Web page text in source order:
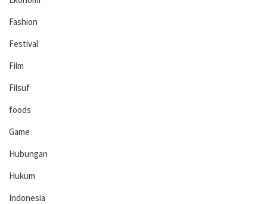
Fashion
Festival
Film
Filsuf
foods
Game
Hubungan
Hukum
Indonesia